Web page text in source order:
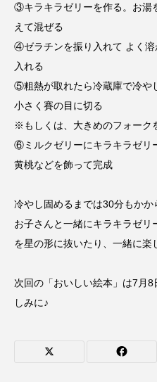
「THE オリバーな犬、（
『今日の空が一番好き、と
あかしあジュニア合唱団「さ
あかしあ台小学校 あ
いばら姫 おいしいお
おいしいぱんぱんでんしゃ
おばあちゃんと僕の約束
③キラキラゼリーを作る。お湯
えて混ぜる
④ゼラチンを振り入れて よく溶
入れる
⑤粗熱が取れたら冷蔵庫で冷や
小さく賽の目に切る
※もしくは、大きめのフォーク
⑥ミルクゼリーにキラキラゼリ
黄桃などを飾って完成
冷やし固めるまでは30分もかか
お子さんと一緒にキラキラゼ
を星の形に抜いたり、一緒に楽
次回の「おいしい絵本」は7月
しみに♪